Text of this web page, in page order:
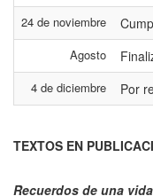
24 de noviembre
Agosto
4 de diciembre Por
TEXTOS EN
Recuerdos de una